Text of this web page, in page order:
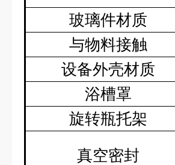
玻璃件材质
与物料接触
设备外壳材质
浴槽罩
旋转瓶托架
真空密封